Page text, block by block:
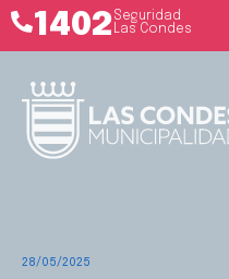
1402 Seguridad
Las Condes
28/05/2025